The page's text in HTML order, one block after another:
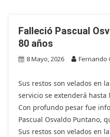
Falleció Pascual
80 años
8 Mayo, 2026 Fernando
Sus restos son velados en
servicio se extenderá hasta
Con profundo pesar fue
Pascual Osvaldo Puntano,
Sus restos son velados en